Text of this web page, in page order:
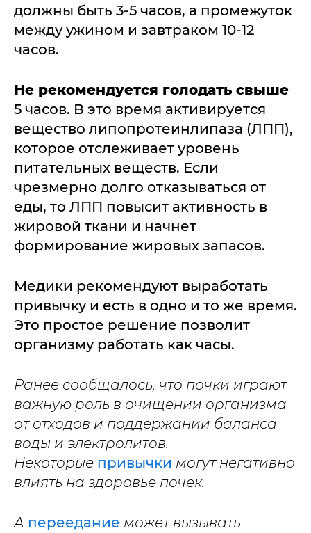
должны быть 3-5 часов, а промежуток
между ужином и завтраком 10-12
часов.
Не рекомендуется голодать свыше
5 часов. В это время активируется
вещество липопротеинлипаза (ЛПП),
которое отслеживает уровень
питательных веществ. Если
чрезмерно долго отказываться от
еды, то ЛПП повысит активность в
жировой ткани и начнет
формирование жировых запасов.
Медики рекомендуют выработать
привычку и есть в одно и то же время.
Это простое решение позволит
организму работать как часы.
Ранее сообщалось, что почки играют
важную роль в очищении организма
от отходов и поддержании баланса
воды и электролитов.
Некоторые привычки могут негативно
влиять на здоровье почек.
А переедание может вызывать